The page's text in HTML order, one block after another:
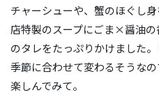
チャーシューや、蟹のほぐし
店特製のスープにごま×醤油
のタレをたっぷりかけました
季節に合わせて変わるそうな
楽しんでみて。